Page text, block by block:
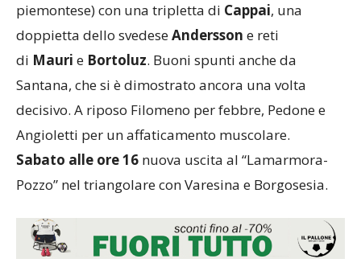
piemontese) con una tripletta di Cappai, una
doppietta dello svedeseAndersson e reti
di Mauri e Bortoluz. Buoni spunti anche da
Santana, che si è dimostrato ancora una volta
decisivo. A riposo Filomeno per febbre, Pedone e
Angioletti per un affaticamento muscolare.
Sabato alle ore 16 nuova uscita al “Lamarmora-
Pozzo” nel triangolare con Varesina e Borgosesia.